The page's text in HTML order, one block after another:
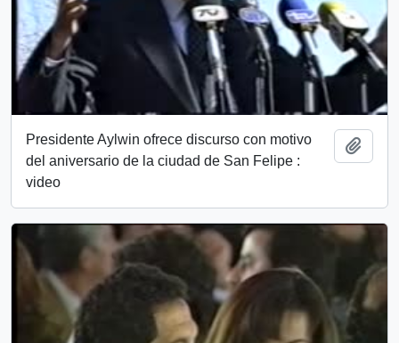
Presidente Aylwin ofrece discurso con motivo
del aniversario de la ciudad de San Felipe :
video